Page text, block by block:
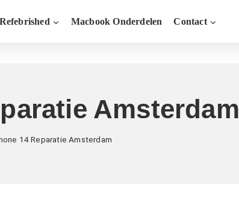
Refebrished Macbook Onderdelen Contact
Amsterdam
14 Reparatie Amsterdam